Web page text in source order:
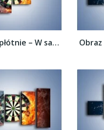
Obraz na płótnie – W sam środek tarczy –...